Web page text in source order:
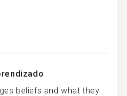
beliefs and what they